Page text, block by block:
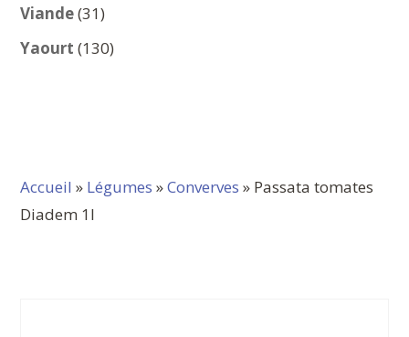
Viande 3131
produits
Yaourt 130130
Accueil » Légumes »Converves » Passata tomates
Diadem 1l